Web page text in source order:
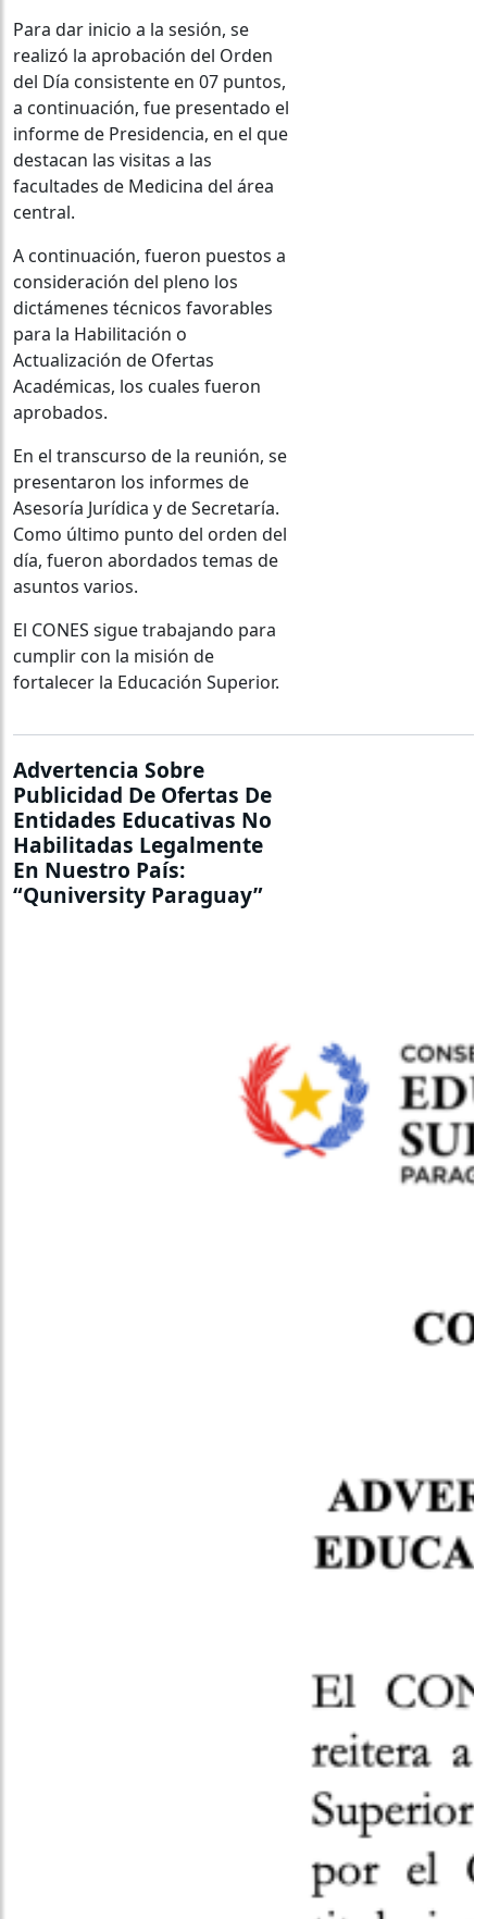
Para dar inicio a la sesión, se
realizó la aprobación del Orden
del Día consistente en 07 puntos,
a continuación, fue presentado el
informe de Presidencia, en el que
destacan las visitas a las
facultades de Medicina del área
central.
A continuación, fueron puestos a
consideración del pleno los
dictámenes técnicos favorables
para la Habilitación o
Actualización de Ofertas
Académicas, los cuales fueron
aprobados.
En el transcurso de la reunión, se
presentaron los informes de
Asesoría Jurídica y de Secretaría.
Como último punto del orden del
día, fueron abordados temas de
asuntos varios.
El CONES sigue trabajando para
cumplir con la misión de
fortalecer la Educación Superior.
Advertencia Sobre
Publicidad De Ofertas De
Entidades Educativas No
Habilitadas Legalmente
En Nuestro País:
“Quniversity Paraguay”